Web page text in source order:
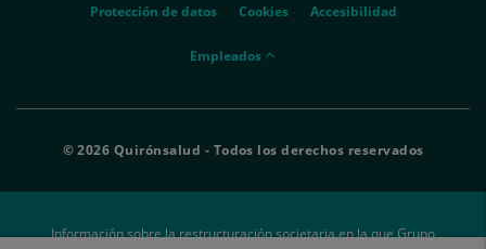
Protección de datos Cookies Accesibilidad
empleados
Empleados
© 2026 Quirónsalud - Todos los derechos reservados
Información sobre la restructuración societaria en la que Grupo